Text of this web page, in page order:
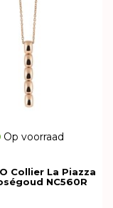
Op voorraad
Collier La Piazza
NC560R